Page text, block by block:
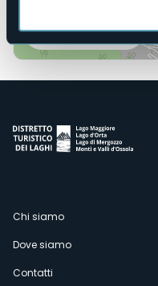
Apri mappa
Menù
secondario
Chi siamo
Dove siamo
Contatti